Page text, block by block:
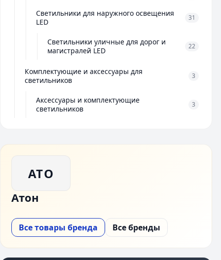
Светильники для наружного освещения
LED
31
Светильники уличные для дорог и
магистралей LED
22
Комплектующие и аксессуары для
светильников
3
Аксессуары и комплектующие
светильников
3
АТО
Атон
Все товары бренда Все бренды